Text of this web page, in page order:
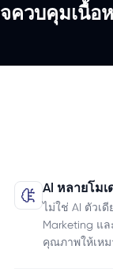
ควบคุมเนื้อ
AI หลายโมเ
ไม่ใช่ AI ตัวเ
Marketing แล
คุณภาพให้เหม